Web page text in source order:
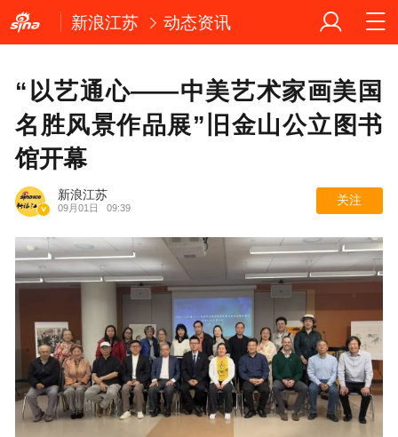
新浪江苏 动态资讯
“以艺通心——中美艺术家画美国
名胜风景作品展”旧金山公立图书
馆开幕
新浪江苏
09月01日 09:39
关注